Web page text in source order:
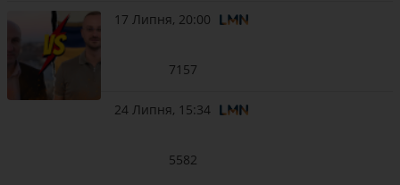
17 Липня, 20:00
7157
24 Липня, 15:34
5582